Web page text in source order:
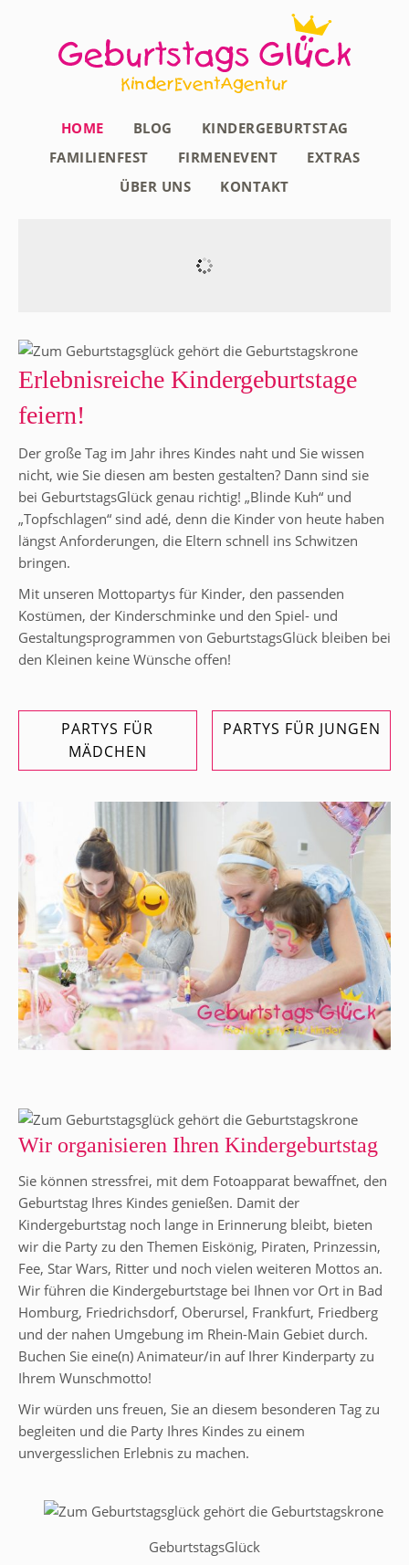
HOME BLOG
KINDERGEBURTSTAG
FAMILIENFEST
FIRMENEVENT
EXTRAS
ÜBER UNS
KONTAKT
Erlebnisreiche Kindergeburtstage
feiern!
Der große Tag im Jahr ihres Kindes naht und Sie wissen
nicht, wie Sie diesen am besten gestalten? Dann sind sie
bei GeburtstagsGlück genau richtig! „Blinde Kuh“ und
„Topfschlagen“ sind adé, denn die Kinder von heute haben
längst Anforderungen, die Eltern schnell ins Schwitzen
bringen.
Mit unseren Mottopartys für Kinder, den passenden
Kostümen, der Kinderschminke und den Spiel- und
Gestaltungs­programmen von GeburtstagsGlück bleiben bei
den Kleinen keine Wünsche offen!
PARTYS FÜR
MÄDCHEN
PARTYS FÜR JUNGEN
Wir organisieren Ihren Kindergeburtstag
Sie können stressfrei, mit dem Fotoapparat bewaffnet, den
Geburtstag Ihres Kindes genießen. Damit der
Kindergeburtstag noch lange in Erinnerung bleibt, bieten
wir die Party zu den Themen Eiskönig, Piraten, Prinzessin,
Fee, Star Wars, Ritter und noch vielen weiteren Mottos an.
Wir führen die Kindergeburtstage bei Ihnen vor Ort in Bad
Homburg, Friedrichsdorf, Oberursel, Frankfurt, Friedberg
und der nahen Umgebung im Rhein-Main Gebiet durch.
Buchen Sie eine(n) Animateur/in auf Ihrer Kinderparty zu
Ihrem Wunschmotto!
Wir würden uns freuen, Sie an diesem besonderen Tag zu
begleiten und die Party Ihres Kindes zu einem
unvergesslichen Erlebnis zu machen.
GeburtstagsGlück